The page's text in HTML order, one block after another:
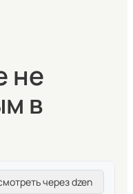
не
в
через dzen